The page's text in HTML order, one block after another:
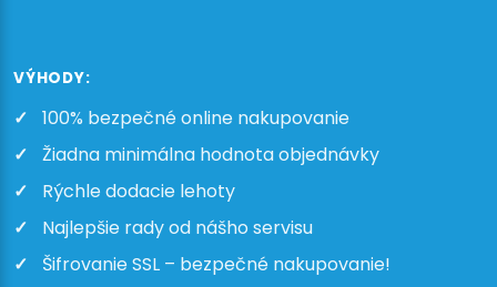
VÝHODY:
100% bezpečné online nakupovanie
Žiadna minimálna hodnota objednávky
Rýchle dodacie lehoty
Najlepšie rady od nášho servisu
Šifrovanie SSL – bezpečné nakupovanie!